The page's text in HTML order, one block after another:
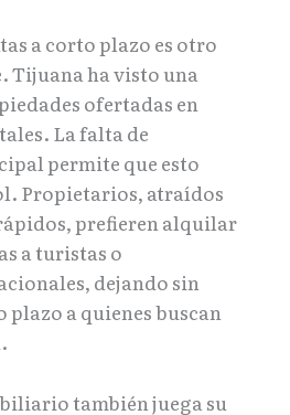
a corto plazo es otro
Tijuana ha visto una
ofertadas en
La falta de
permite que esto
Propietarios, atraídos
prefieren alquilar
a turistas o
dejando sin
plazo a quienes buscan
también juega su